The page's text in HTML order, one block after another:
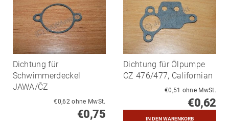
Dichtung für
Schwimmerdeckel
JAWA/ČZ
€0,62 ohne MwSt.
€0,75
Dichtung für Ölpumpe
CZ 476/477, Californian
€0,51 ohne MwSt.
€0,62